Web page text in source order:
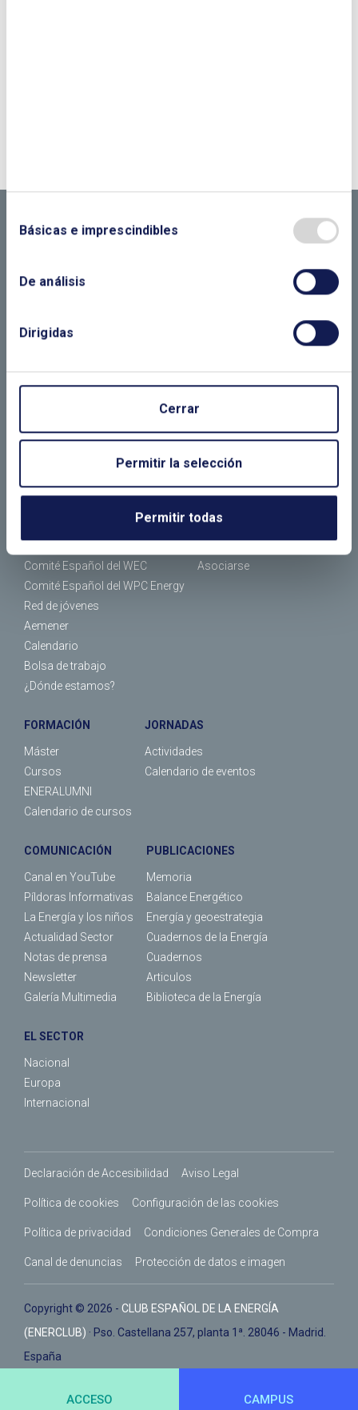
Básicas e imprescindibles
De análisis
Dirigidas
Cerrar
Permitir la selección
Permitir todas
Comité Español del WEC
Comité Español del WPC Energy
Red de jóvenes
Aemener
Calendario
Bolsa de trabajo
¿Dónde estamos?
Socios individuales
Asociarse
FORMACIÓN
Máster
Cursos
ENERALUMNI
Calendario de cursos
JORNADAS
Actividades
Calendario de eventos
COMUNICACIÓN
Canal en YouTube
Píldoras Informativas
La Energía y los niños
Actualidad Sector
Notas de prensa
Newsletter
Galería Multimedia
PUBLICACIONES
Memoria
Balance Energético
Energía y geoestrategia
Cuadernos de la Energía
Cuadernos
Articulos
Biblioteca de la Energía
EL SECTOR
Nacional
Europa
Internacional
Declaración de Accesibilidad Aviso Legal
Política de cookies Configuración de las cookies
Política de privacidad Condiciones Generales de Compra
Canal de denuncias Protección de datos e imagen
Copyright © 2026 - CLUB ESPAÑOL DE LA ENERGÍA
(ENERCLUB) · Pso. Castellana 257, planta 1ª. 28046 - Madrid.
España
ACCESO CAMPUS